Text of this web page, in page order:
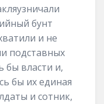
бунт
и не
подставных
бы власти и,
бы их единая
и сотник,